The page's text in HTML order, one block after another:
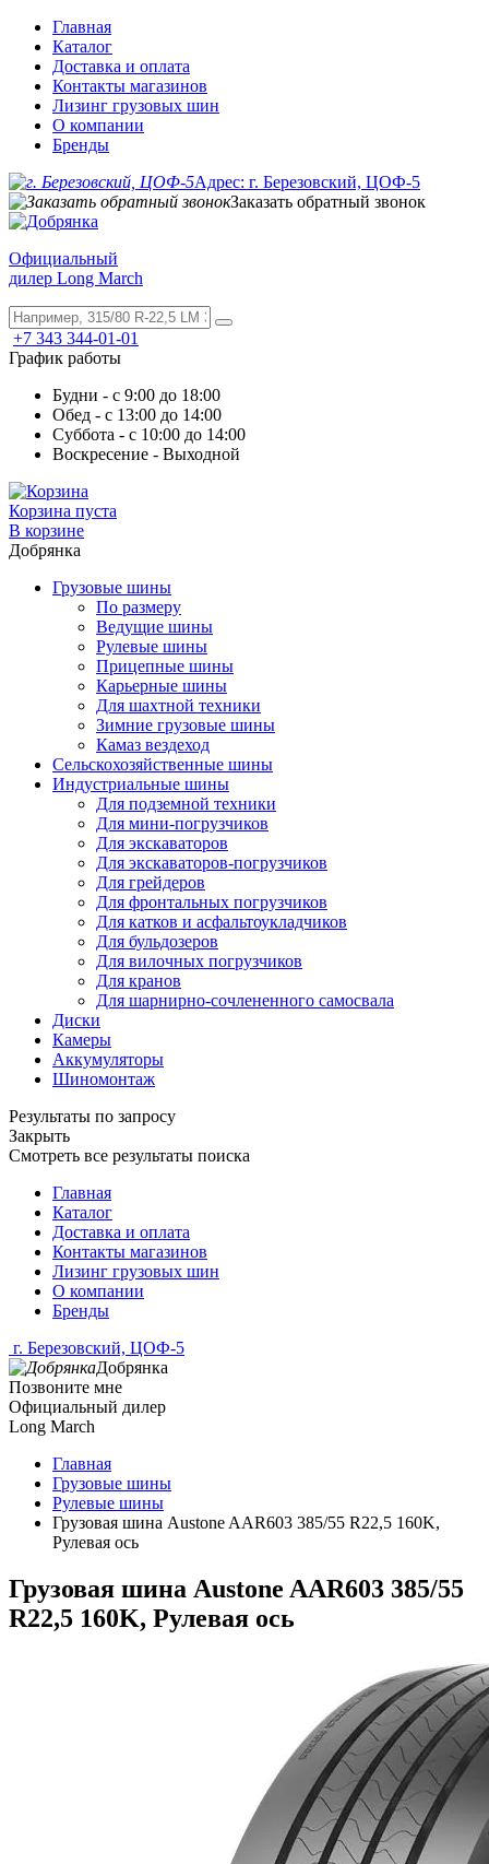
Главная
Каталог
Доставка и оплата
Контакты магазинов
Лизинг грузовых шин
О компании
Бренды
Адрес: г. Березовский, ЦОФ-5
Заказать обратный звонок
Официальный
дилер Long March
+7 343 344-01-01
График работы
Будни - с 9:00 до 18:00
Обед - с 13:00 до 14:00
Суббота - с 10:00 до 14:00
Воскресение - Выходной
Корзина пуста
В корзине
Добрянка
Грузовые шины
По размеру
Ведущие шины
Рулевые шины
Прицепные шины
Карьерные шины
Для шахтной техники
Зимние грузовые шины
Камаз вездеход
Сельскохозяйственные шины
Индустриальные шины
Для подземной техники
Для мини-погрузчиков
Для экскаваторов
Для экскаваторов-погрузчиков
Для грейдеров
Для фронтальных погрузчиков
Для катков и асфальтоукладчиков
Для бульдозеров
Для вилочных погрузчиков
Для кранов
Для шарнирно-сочлененного самосвала
Диски
Камеры
Аккумуляторы
Шиномонтаж
Результаты по запросу
Закрыть
Смотреть все результаты поиска
Главная
Каталог
Доставка и оплата
Контакты магазинов
Лизинг грузовых шин
О компании
Бренды
г. Березовский, ЦОФ-5
Добрянка
Позвоните мне
Официальный дилер
Long March
Главная
Грузовые шины
Рулевые шины
Грузовая шина Austone AAR603 385/55 R22,5 160K,
Рулевая ось
Грузовая шина Austone AAR603 385/55
R22,5 160K, Рулевая ось